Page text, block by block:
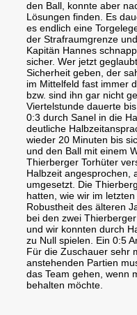
den Ball, konnte aber
Lösungen finden. Es
es endlich eine
der Strafraumgrenze
Kapitän Hannes
sicher. Wer jetzt
Sicherheit geben, der
im Mittelfeld fast immer
bzw. sind ihn gar nicht
Viertelstunde dauerte
0:3 durch Sanel in die
deutliche
wieder 20 Minuten bis
und den Ball mit einem
Thierberger Torhüter
Halbzeit angesprochen,
umgesetzt. Die
hatten, wie wir im
Robustheit des älteren
bei den zwei
und wir konnten durch
zu Null spielen. Ein 0:5
Für die Zuschauer sehr
anstehenden Partien
das Team gehen, wenn
behalten möchte.